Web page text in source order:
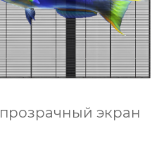
прозрачный экран